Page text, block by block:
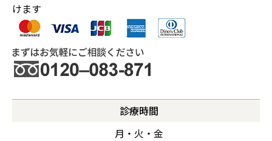
けます
診療時間
月・火・金